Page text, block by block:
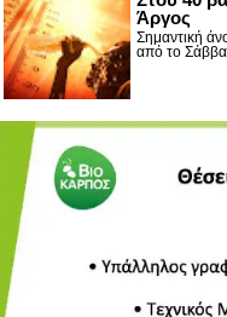
Άργος
Σημαντική
από το